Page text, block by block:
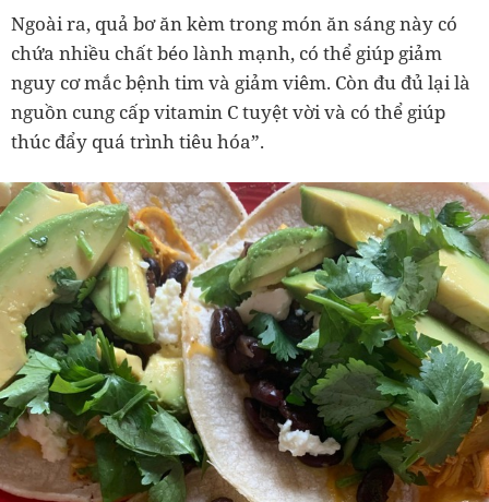
Ngoài ra, quả bơ ăn kèm trong món ăn sáng này có
chứa nhiều chất béo lành mạnh, có thể giúp giảm
nguy cơ mắc bệnh tim và giảm viêm. Còn đu đủ lại là
nguồn cung cấp vitamin C tuyệt vời và có thể giúp
thúc đẩy quá trình tiêu hóa”.